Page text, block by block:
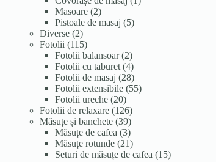
Masoare 22
produse
Pistoale de masaj 55
Diverse 22
produse
Fotolii 115115
produse
Fotolii balansoar 22
produse
Fotolii cu taburet 44
produse
Fotolii de masaj 2828
de
Fotolii extensibile 5555
Fotolii ureche 2020
de
produse
Fotolii de relaxare 126126
de
produse
Măsuțe și banchete 3939
de
produse
Măsuțe de cafea 33
produse
Măsuțe rotunde 2121
de
Seturi de măsuțe de cafea 1515